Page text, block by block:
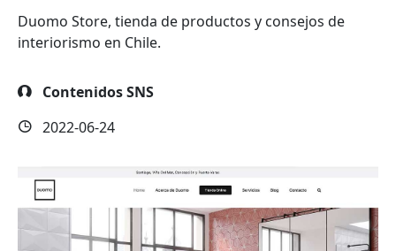
Duomo Store, tienda de productos y consejos de
interiorismo en Chile.
Contenidos SNS
2022-06-24